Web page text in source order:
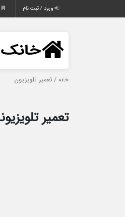
ورود / ثبت نام
خانه / تعمیر تلویزیون
تعمیر